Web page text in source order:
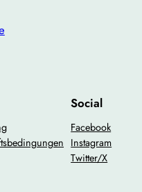
Social
Facebook
Instagram
Twitter/X